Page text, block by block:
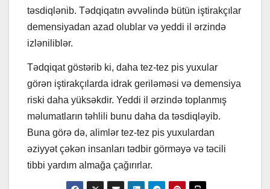
təsdiqlənib. Tədqiqatın əvvəlində bütün iştirakçılar
demensiyadan azad olublar və yeddi il ərzində
izləniliblər.
Tədqiqat göstərib ki, daha tez-tez pis yuxular
görən iştirakçılarda idrak geriləməsi və demensiya
riski daha yüksəkdir. Yeddi il ərzində toplanmış
məlumatların təhlili bunu daha da təsdiqləyib.
Buna görə də, alimlər tez-tez pis yuxulardan
əziyyət çəkən insanları tədbir görməyə və təcili
tibbi yardım almağa çağırırlar.